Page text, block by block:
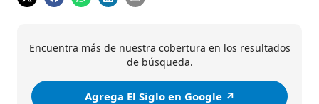
Encuentra más de nuestra cobertura en los resultados
de búsqueda.
Agrega El Siglo en Google ↗️